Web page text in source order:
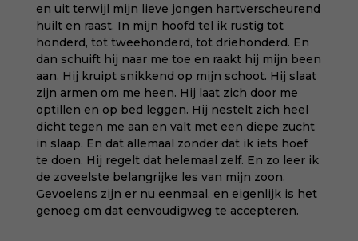
en uit terwijl mijn lieve jongen hartverscheurend
huilt en raast. In mijn hoofd tel ik rustig tot
honderd, tot tweehonderd, tot driehonderd. En
dan schuift hij naar me toe en raakt hij mijn been
aan. Hij kruipt snikkend op mijn schoot. Hij slaat
zijn armen om me heen. Hij laat zich door me
optillen en op bed leggen. Hij nestelt zich heel
dicht tegen me aan en valt met een diepe zucht
in slaap. En dat allemaal zonder dat ik iets hoef
te doen. Hij regelt dat helemaal zelf. En zo leer ik
de zoveelste belangrijke les van mijn zoon.
Gevoelens zijn er nu eenmaal, en eigenlijk is het
genoeg om dat eenvoudigweg te accepteren.